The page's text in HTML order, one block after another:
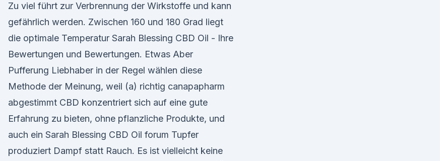
Zu viel führt zur Verbrennung der Wirkstoffe und kann
gefährlich werden. Zwischen 160 und 180 Grad liegt
die optimale Temperatur Sarah Blessing CBD Oil - Ihre
Bewertungen und Bewertungen. Etwas Aber
Pufferung Liebhaber in der Regel wählen diese
Methode der Meinung, weil (a) richtig canapapharm
abgestimmt CBD konzentriert sich auf eine gute
Erfahrung zu bieten, ohne pflanzliche Produkte, und
auch ein Sarah Blessing CBD Oil forum Tupfer
produziert Dampf statt Rauch. Es ist vielleicht keine